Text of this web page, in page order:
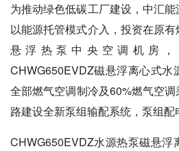
为推动绿色低碳工厂建设，中汇
以能源托管模式介入，投资在原
悬浮热泵中央空调机房
CHWG650EVDZ磁悬浮离心式水
全部燃气空调制冷及60%燃气空
路建设全新泵组输配系统，泵组配
CHWG650EVDZ水源热泵磁悬浮